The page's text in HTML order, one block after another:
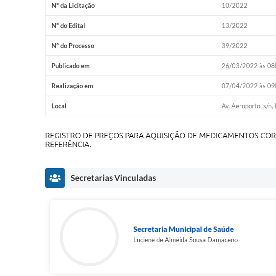
Nº da Licitação 10/2022
Nº do Edital 13/2022
Nº do Processo 39/2022
Publicado em 26/03/2022 às
Realização em 07/04/2022 às
Local Av. Aeroporto, s/
REGISTRO DE PREÇOS PARA AQUISIÇÃO DE MEDICAMENTOS
REFERÊNCIA.
Secretarias Vinculadas
Secretaria Municipal de Saúde
Luciene de Almeida Sousa Damaceno